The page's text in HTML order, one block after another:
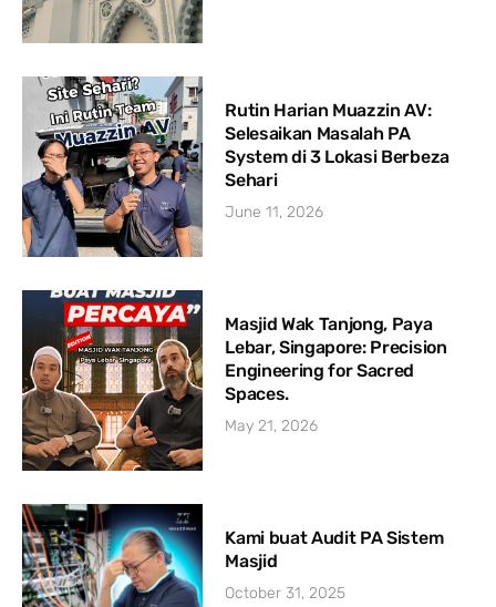
Rutin Harian Muazzin AV:
Selesaikan Masalah PA
System di 3 Lokasi Berbeza
Sehari
June 11, 2026
Masjid Wak Tanjong, Paya
Lebar, Singapore: Precision
Engineering for Sacred
Spaces.
May 21, 2026
Kami buat Audit PA Sistem
Masjid
October 31, 2025